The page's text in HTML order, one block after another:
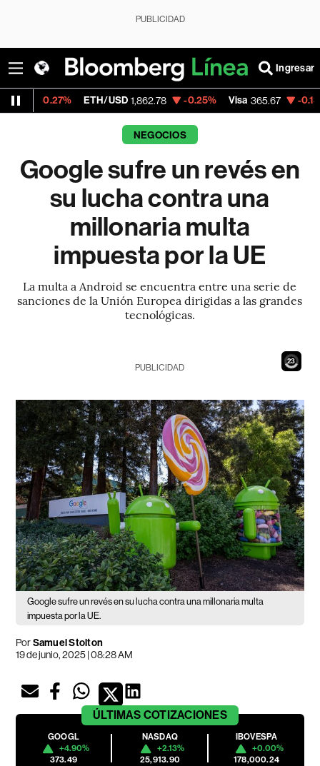
PUBLICIDAD
Ingresar
ETH/USD 1,862.78 -0.25% Visa 365.67 -0.13%
NEGOCIOS
Google sufre un revés en
su lucha contra una
millonaria multa
impuesta por la UE
La multa a Android se encuentra entre una serie de
sanciones de la Unión Europea dirigidas a las grandes
tecnológicas.
21
PUBLICIDAD
Google sufre un revés en su lucha contra una millonaria multa
impuesta por la UE.
PorSamuel Stolton
19 de junio, 2025 | 08:28 AM
ÚLTIMAS COTIZACIONES
GOOGL
+4.90%
373.49
NASDAQ
+2.13%
25,913.90
IBOVESPA
+0.00%
178,000.24